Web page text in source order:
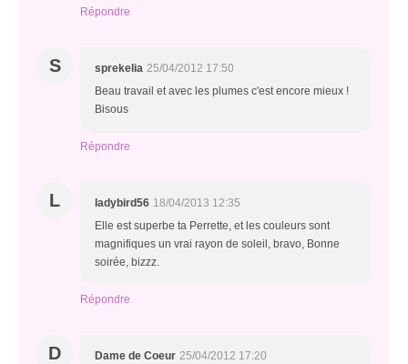
Répondre
S sprekelia 25/04/2012 17:50
Beau travail et avec les plumes c'est encore mieux !
Bisous
Répondre
L ladybird56 18/04/2013 12:35
Elle est superbe ta Perrette, et les couleurs sont
magnifiques un vrai rayon de soleil, bravo, Bonne
soirée, bizzz.
Répondre
D Dame de Coeur 25/04/2012 17:20